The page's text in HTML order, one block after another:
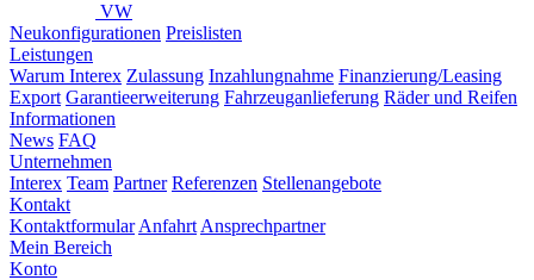
VW
Neukonfigurationen Preislisten
Leistungen
Warum Interex Zulassung Inzahlungnahme Finanzierung/Leasing
Export Garantieerweiterung Fahrzeuganlieferung Räder und Reifen
Informationen
News FAQ
Unternehmen
Interex Team Partner Referenzen Stellenangebote
Kontakt
Kontaktformular Anfahrt Ansprechpartner
Mein Bereich
Konto